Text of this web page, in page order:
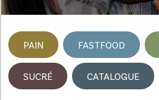
PAIN FASTFOOD
SUCRÉ CATALOGUE